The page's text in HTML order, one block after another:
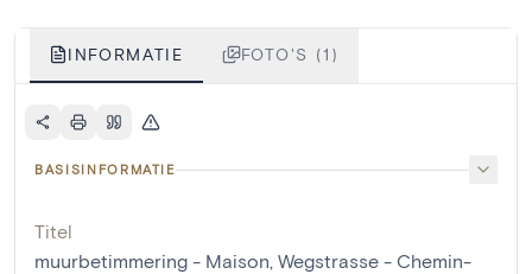
INFORMATIE FOTO'S (1)
BASISINFORMATIE
Titel
muurbetimmering - Maison, Wegstrasse - Chemin-